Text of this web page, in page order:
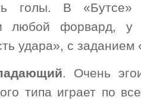
голы. В
любой форвард, у
удара», с
. Очень
типа играет по